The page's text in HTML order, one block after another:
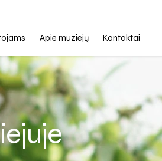
Apie muziejų Kontaktai